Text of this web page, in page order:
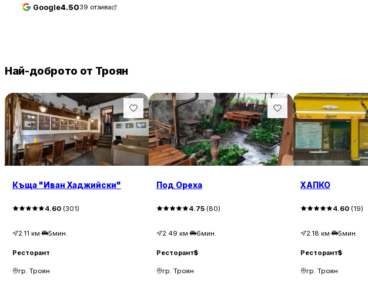
Google4.5039 отзива
Най-доброто от Троян
Къща "Иван Хаджийски"
4.60 (301)
2.11 км· 5мин.
Ресторант
гр. Троян
Под Ореха
4.75(80)
2.49 км· 6мин.
Ресторант$
гр. Троян
ХАПКО
4.60(19)
2.18 км· 5мин.
Ресторант$
гр. Троян